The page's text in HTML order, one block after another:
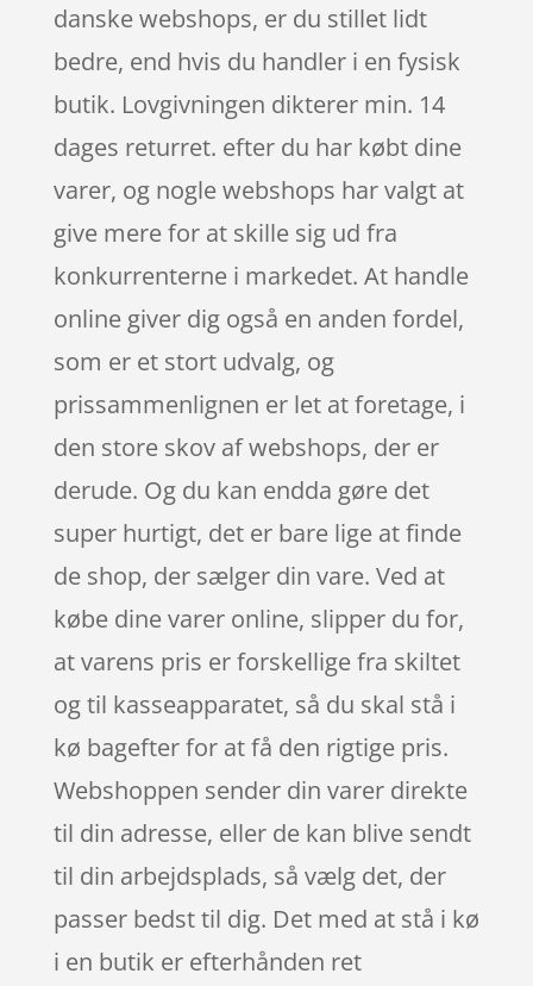
danske webshops, er du stillet lidt
bedre, end hvis du handler i en fysisk
butik. Lovgivningen dikterer min. 14
dages returret. efter du har købt dine
varer, og nogle webshops har valgt at
give mere for at skille sig ud fra
konkurrenterne i markedet. At handle
online giver dig også en anden fordel,
som er et stort udvalg, og
prissammenlignen er let at foretage, i
den store skov af webshops, der er
derude. Og du kan endda gøre det
super hurtigt, det er bare lige at finde
de shop, der sælger din vare. Ved at
købe dine varer online, slipper du for,
at varens pris er forskellige fra skiltet
og til kasseapparatet, så du skal stå i
kø bagefter for at få den rigtige pris.
Webshoppen sender din varer direkte
til din adresse, eller de kan blive sendt
til din arbejdsplads, så vælg det, der
passer bedst til dig. Det med at stå i kø
i en butik er efterhånden ret